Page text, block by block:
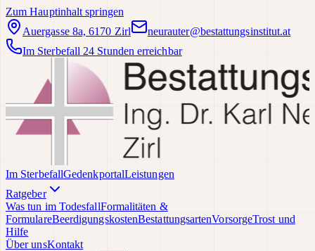
Zum Hauptinhalt springen
Auergasse 8a, 6170 Zirl
neurauter@bestattungsinstitut.at
Im Sterbefall 24 Stunden erreichbar
Im SterbefallGedenkportalLeistungen
Ratgeber
Was tun im TodesfallFormalitäten &
FormulareBeerdigungskostenBestattungsartenVorsorgeTrost und
Hilfe
Über unsKontakt